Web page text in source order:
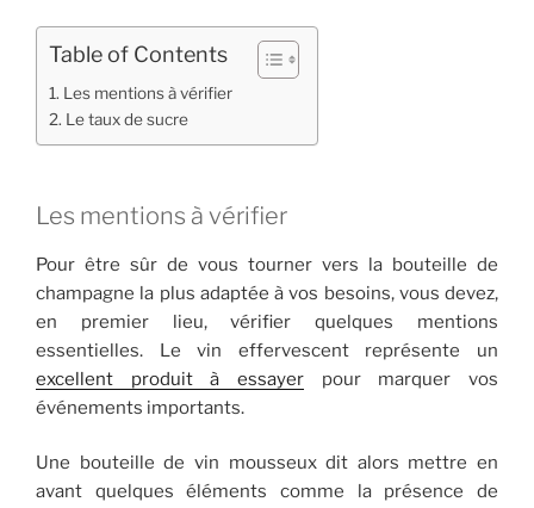
Table of Contents
Les mentions à vérifier
Le taux de sucre
Les mentions à vérifier
Pour être sûr de vous tourner vers la bouteille de
champagne la plus adaptée à vos besoins, vous devez,
en premier lieu, vérifier quelques mentions
essentielles. Le vin effervescent représente un
excellent produit à essayer pour marquer vos
événements importants.
Une bouteille de vin mousseux dit alors mettre en
avant quelques éléments comme la présence de